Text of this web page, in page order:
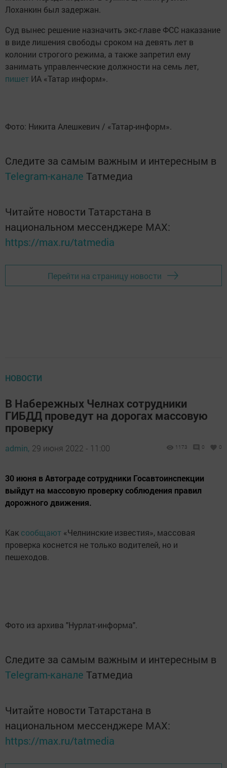
Лоханкин был задержан.
Суд вынес решение назначить экс-главе ФСС наказание
в виде лишения свободы сроком на девять лет в
колонии строгого режима, а также запретил ему
занимать управленческие должности на семь лет,
пишет ИА «Татар информ».
Фото: Никита Алешкевич / «Татар-информ».
Следите за самым важным и интересным в
Telegram-канале Татмедиа
Читайте новости Татарстана в
национальном мессенджере MАХ:
https://max.ru/tatmedia
Перейти на страницу новости
НОВОСТИ
В Набережных Челнах сотрудники
ГИБДД проведут на дорогах массовую
проверку
admin, 29 июня 2022 - 11:00 1173 0 0
30 июня в Автограде сотрудники Госавтоинспекции
выйдут на массовую проверку соблюдения правил
дорожного движения.
Как сообщают «Челнинские известия», массовая
проверка коснется не только водителей, но и
пешеходов.
Фото из архива "Нурлат-информа".
Следите за самым важным и интересным в
Telegram-канале Татмедиа
Читайте новости Татарстана в
национальном мессенджере MАХ:
https://max.ru/tatmedia